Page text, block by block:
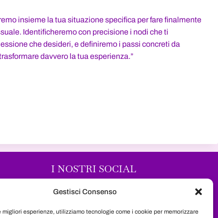
Gestisci Consenso
migliori esperienze, utilizziamo tecnologie come i cookie per memorizzare
insieme la tua situazione specifica per fare finalmente
Identificheremo con precisione i nodi che ti
che desideri, e definiremo i passi concreti da
davvero la tua esperienza.”
I NOSTRI SOCIAL
Segui il nostro progetto sui maggiori
aggiornata su tutte le novità